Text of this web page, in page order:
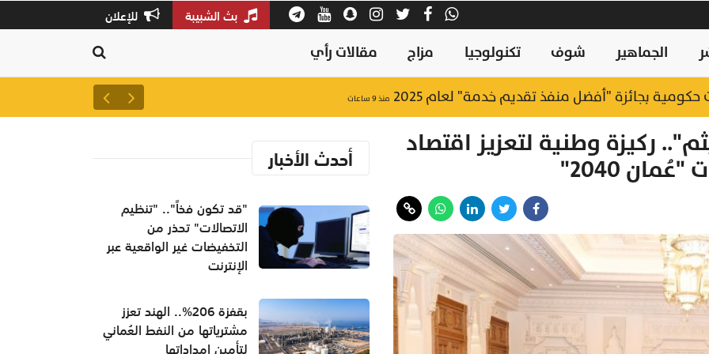
بث الشبيبة للإعلان
الجماهير شوف تكنولوجيا مزاج مقالات رأي
منذ ٩ ساعات لتعزيز سلاسل الإمداد..
ركيزة وطنية لتعزيز اقتصاد
2040" أحدث الأخبار
"قد تكون فخاً".. "تنظيم
الاتصالات" تحذر من
التخفيضات غير الواقعية عبر
الإنترنت
بقفزة 206%.. الهند تعزز
مشترياتها من النفط العُماني